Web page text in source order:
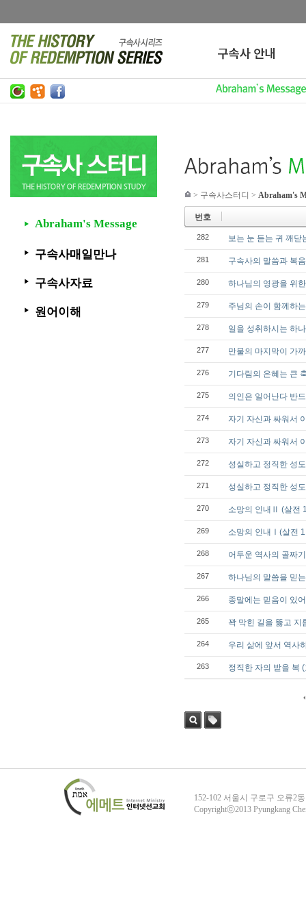
> 구속사스터디 > Abraham's
▶ Abraham's Message
▶ 구속사매일만나
▶ 구속사자료
▶ 원어이해
번호
282 보는 눈 듣는 귀 깨
281 구속사의 말씀과 복
280 하나님의 영광을 위
279 주님의 손이 함께하
278 일을 성취하시는 하
277 만물의 마지막이 가
276 기다림의 은혜는 큰
275 의인은 일어난다 반
274 자기 자신과 싸워서
273 자기 자신과 싸워서
272 성실하고 정직한 성
271 성실하고 정직한 성
270 소망의 인내Ⅱ (살전
269 소망의 인내Ⅰ(살전
268 어두운 역사의 골짜
267 하나님의 말씀을 믿
266 종말에는 믿음이 있
265 꽉 막힌 길을 뚫고 지
264 우리 삶에 앞서 역사
263 정직한 자의 받을 복
152-102 서울시 구로구 오류2
Copyrightⓒ2013 Pyungkang